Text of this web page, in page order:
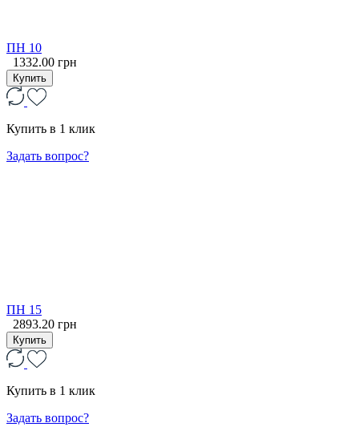
ПН 10
1332.00 грн
Купить
Купить в 1 клик
Задать вопрос?
ПН 15
2893.20 грн
Купить
Купить в 1 клик
Задать вопрос?